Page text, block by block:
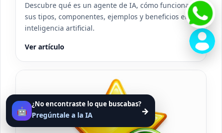
🤖
¿No encontraste lo que buscabas?
Pregúntale a la IA →
Descubre qué es un agente de IA, cómo funciona,
sus tipos, componentes, ejemplos y beneficios en
inteligencia artificial.
Ver artículo